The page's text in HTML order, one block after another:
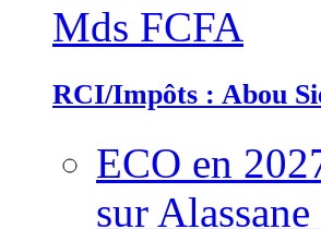
RCI/Impôts : Abou
ECO en
sur